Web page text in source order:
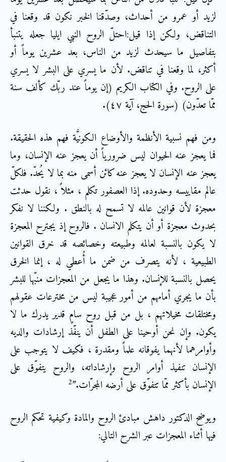
لزيد أو عمرو من أحداث، وصدّقنا الخبر نكون قد وقعنا في
التناقض، ولكن إذا قيل:احتلّ الروح النبي ايليا جعله يتنبأ
بتفاصيل ما سيحدث لزيد من الناس، بعد عشرين يوماً أو
أكثر، لما وقعنا في تناقض. لأن ما يسري على البشر لا يسري
على الروح. وفي الكتاب الكريم (إن يوماً عند ربّك كألف سنة
ممّا تعدّون) (سورة الحج، آية ٤٧).
ومن فهم نسبية الأنظمة والأوضاع الكونيَّة فهم هذه الحقيقة.
فما يعجز عنه الحيوان ليس ضرورياً أن يعجز عنه الإنسان، وما
يعجز عنه الإنسان لا يعجز عنه كائن أسمى منه بما لا يُحدّ. فلكلّ
عالم مقاييسه وحدوده. إذا العصفور تكلم ، مثلاً ، نقول حدثت
معجزة لأن قوانين عالمه لا تسمح له بالنطق . ولكننا لا نفكر
بحدوث معجزة أو أن يتكلم الانسان . فالروح إذ يجترح المعجزة
لا يكون بالنسبة لعالمه وطبيعته وخصائصه قد خرق القوانين
الطبيعية ، لأنه يتصرف من ضمن ما أُعطي له ، إنما الخرق
يحصل بالنسبة للإنسان. وهذا ما يجعل من المعجزات منبّها للبشر
بأن ما يجري أمامهم من أمور عجيبة ليس من مخترعات عقولهم
ومختلقات مخيلاتهم ، بل من قبل روح سامٍ قدير يدرك ما لا
يكون. وإن نحن أوحينا على الطفل أن ينفّذ إرشادات والديه
وأوامرهما لأنهما يفوقانه علماً ومقدرة ، فكيف لا يتوجب على
الإنسان تنفيذ أوامر الروح وإرشاداته، والروح يتفوّق على
الإنسان بأكثر ممّا تتفوّق على أرضه المجرّات.”2
ويوضح الدكتور داهش مبادئ الروح والمادة وكيفية تحكم الروح
فيها أثناء المعجزات عبر الشرح التالي: